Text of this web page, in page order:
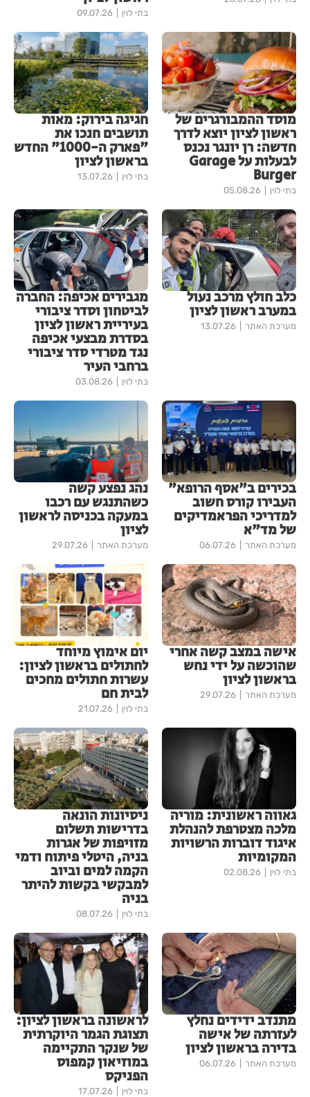
בתי לוין 09.07.26
מוסד ההמבורגרים של
ראשון לציון יוצא לדרך
חדשה: רן יונגר נכנס
לבעלות על Garage
Burger
בתי לוין 05.08.26
חגיגה בירוק: מאות
תושבים חנכו את
"פארק ה-1000" החדש
בראשון לציון
בתי לוין 13.07.26
כלב חולץ מרכב נעול
במערב ראשון לציון
מערכת האתר 13.07.26
מגבירים אכיפה: החברה
לביטחון וסדר ציבורי
בעיריית ראשון לציון
בסדרת מבצעי אכיפה
נגד מטרדי סדר ציבורי
ברחבי העיר
בתי לוין 03.08.26
בכירים ב"אסף הרופא"
העבירו קורס חשוב
למדריכי הפראמדיקים
של מד"א
מערכת האתר 06.07.26
נהג נפצע קשה
כשהתנגש עם רכבו
במעקה בכניסה לראשון
לציון
מערכת האתר 29.07.26
אישה במצב קשה אחרי
שהוכשה על ידי נחש
בראשון לציון
מערכת האתר 29.07.26
יום אימוץ מיוחד
לחתולים בראשון לציון:
עשרות חתולים מחכים
לבית חם
בתי לוין 21.07.26
גאווה ראשונית: מוריה
מלכה מצטרפת להנהלת
איגוד דוברות הרשויות
המקומיות
בתי לוין 02.08.26
ניסיונות הונאה
בדרישות תשלום
מזויפות של אגרות
בניה, היטלי פיתוח ודמי
הקמה למים וביוב
למבקשי בקשות להיתר
בניה
בתי לוין 08.07.26
מתנדב ידידים נחלץ
לעזרתה של אישה
בדירה בראשון לציון
מערכת האתר 06.07.26
לראשונה בראשון לציון:
תצוגת הגמר היוקרתית
של שנקר התקיימה
במוזיאון קמפוס
הפניקס
בתי לוין 17.07.26